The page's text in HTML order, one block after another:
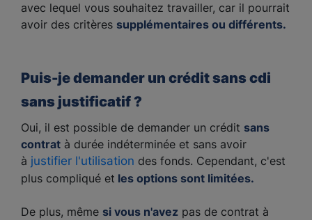
avec lequel vous souhaitez travailler, car il pourrait
avoir des critères supplémentaires ou différents.
Puis-je demander un crédit sans cdi
sans justificatif ?
Oui, il est possible de demander un crédit sans
contrat à durée indéterminée et sans avoir
à justifier l'utilisation des fonds. Cependant, c'est
plus compliqué et les options sont limitées.
De plus, même si vous n'avez pas de contrat à